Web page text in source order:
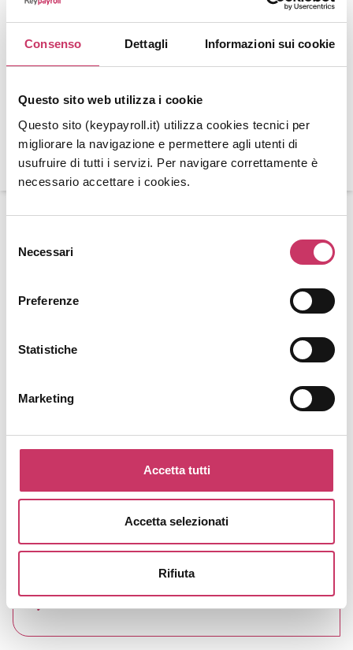
Consenso Dettagli Informazioni sui cookie
Questo sito web utilizza i cookie
Questo sito (keypayroll.it) utilizza cookies tecnici per
migliorare la navigazione e permettere agli utenti di
usufruire di tutti i servizi. Per navigare correttamente è
necessario accettare i cookies.
delNecessari
Preferenze
Statistiche
Marketing
Accetta tutti
Accetta selezionati
Rifiuta
maturati in azienda, sono solo alcune delle misure di
”, il programma pensato e realizzato
tangibile dell’attenzione del Gruppo SGB al benessere
rete di filiali sul territorio nazionale.
SCOPRI IL NOSTRO MANIFESTO CULTURALE?
SGB Identity Magazine – Estate 2026
venerdì, 31 Luglio 2026
Non sai cosa leggere quest'estate? Sfoglia il nostro
magazine. Al suo interno troverai tante news dal